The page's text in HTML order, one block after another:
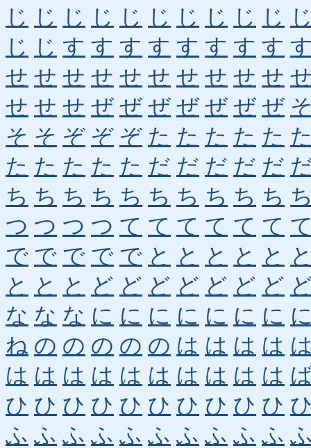
じ じ じ じ じ じ じ じ じ じ
じ じ す す す す す す す す
せ せ せ せ せ せ せ せ せ せ
せ せ せ ぜ ぜ ぜ ぜ ぜ ぜ ぜ
そ そ ぞ ぞ ぞ た た た た た
た た た た た だ だ だ だ だ
ち ち ち ち ち ち ち ち ち ち
つ つ つ つ て て て て て て
で で で で で と と と と と
と と と ど ど ど ど ど ど ど
な な な に に に に に に に
ね の の の の の は は は は
は は は は は は は は は は
ひ ひ ひ ひ ひ ひ ひ ひ ひ ひ
ふ ふ ふ ふ ふ ふ ふ ふ ふ ふ